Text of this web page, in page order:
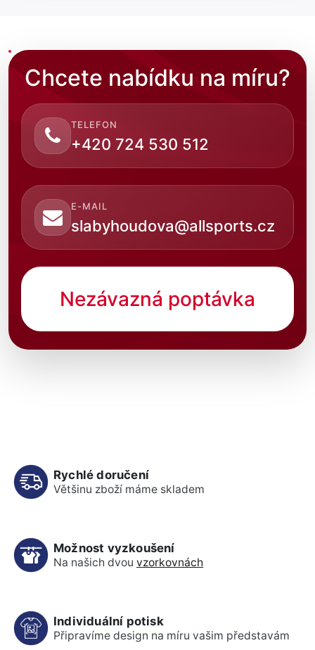
Chcete nabídku na míru?
TELEFON
+420 724 530 512
E-MAIL
slabyhoudova@allsports.cz
Nezávazná poptávka
Rychlé doručení
Většinu zboží máme skladem
Možnost vyzkoušení
Na našich dvou vzorkovnách
Individuální potisk
Připravíme design na míru vašim představám